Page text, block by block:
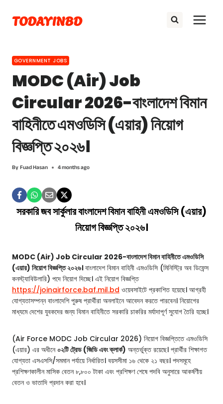
content
TODAYINBD
GOVERNMENT JOBS
MODC (Air) Job
Circular 2026-বাংলাদেশ বিমান
বাহিনীতে এমওডিসি (এয়ার) নিয়োগ
বিজ্ঞপ্তি ২০২৬।
ByFuad Hasan 4 months ago
সরকারি জব সার্কুলার বাংলাদেশ বিমান বাহিনী এমওডিসি (এয়ার)
নিয়োগ বিজ্ঞপ্তি ২০২৬।
MODC (Air) Job Circular 2026-বাংলাদেশ বিমান বাহিনীতে এমওডিসি
(এয়ার) নিয়োগ বিজ্ঞপ্তি ২০২৬।বাংলাদেশ বিমান বাহিনী এমওডিসি (মিনিস্ট্রি অব ডিফেন্স
কনস্ট্যাবিউলারি) পদে নিয়োগ দিচ্ছে। এই নিয়োগ বিজ্ঞপ্তি
https://joinairforce.baf.mil.bd ওয়েবসাইটে প্রকাশিত হয়েছে। আগ্রহী
যোগ্যতাসম্পন্ন বাংলাদেশি পুরুষ প্রার্থীরা অনলাইনে আবেদন করতে পারবেন। নিয়োগের
মাধ্যমে দেশের যুবকদের জন্য বিমান বাহিনীতে সরকারি চাকরির মর্যাদাপূর্ণ সুযোগ তৈরি হচ্ছে।
(Air Force MODC Job Circular 2026) নিয়োগ বিজ্ঞপ্তিতে এমওডিসি
(এয়ার) এর অধীনে ০২টি ট্রেড (জিডি এবং ক্লার্ক) অন্তর্ভুক্ত রয়েছে। প্রার্থীর শিক্ষাগত
যোগ্যতা এসএসসি/সমমান পর্যায়ে নির্ধারিত। বয়সসীমা ১৬ থেকে ২১ বছর। পদসমূহে
প্রশিক্ষণকালীন মাসিক বেতন ৮,৮০০ টাকা এবং প্রশিক্ষণ শেষে পদবি অনুসারে আকর্ষণীয়
বেতন ও ভাতাদি প্রদান করা হবে।